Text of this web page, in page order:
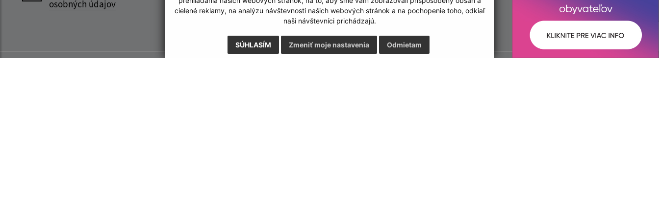
cielené reklamy, na analýzu návštevnosti našich webových stránok a na pochopenie toho, odkiaľ
naši návštevníci prichádzajú.
SÚHLASÍM Odmietam
Zmeniť moje nastavenia
osobných údajov